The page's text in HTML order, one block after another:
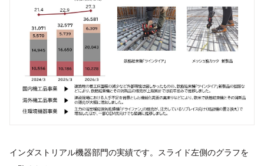
インダストリアル機器部門の実績です。スライド左側のグラフを